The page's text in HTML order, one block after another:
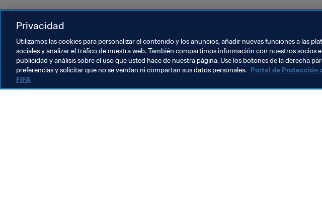
“Los eDeportes han crecido enormemente en los últimos
Ahora los pasan por televisión y además son transmitidos a
Se ha transformado en algo global, todo el mundo puede
Privacidad
Utilizamos las cookies para personalizar el contenido y los anuncios, añadir nuevas funciones a las
sociales y analizar el tráfico de nuestra web. También compartimos información con nuestros socios
publicidad y análisis sobre el uso que usted hace de nuestra página. Use los botones de la derecha
preferencias y solicitar que no se vendan ni compartan sus datos personales. Portal de Protección
FIFA